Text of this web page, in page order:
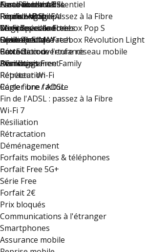
Carte fibre / ADSL
Fin de l'ADSL : passez à la Fibre
Wi-Fi 7
Résiliation
Rétractation
Déménagement
Assurance mobile
Reprise mobile
Montres connectées
Option eSIM Watch
Carte de couverture réseau mobile
Résiliation
Rétractation
Régler une facture
Nous contacter
Résiliez votre FAI
Compte accès libre
Guide Pratique
Protection de l'enfance
Plan du site
Free Réunion
Free s'engage
Le groupe Iliad
Free recrute !
Freebox Ultra Essentiel
Freebox Pop
Série Spéciale Freebox Pop S
Série Spéciale Freebox Révolution Light
Box 5G
Avantages Free Family
Répéteur Wi-Fi
Carte fibre / ADSL
Fin de l'ADSL : passez à la Fibre
Wi-Fi 7
Résiliation
Rétractation
Déménagement
Forfaits mobiles & téléphones
Forfait Free 5G+
Série Free
Forfait 2€
Prix bloqués
Communications à l'étranger
Smartphones
Assurance mobile